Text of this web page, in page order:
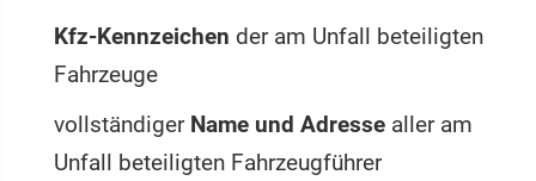
Kfz-Kennzeichen der am Unfall beteiligten
Fahrzeuge
vollständiger Name und Adresse aller am
Unfall beteiligten Fahrzeugführer